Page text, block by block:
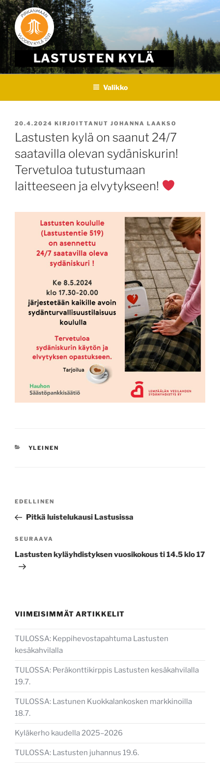
Skip
to
content
LASTUSTEN KYLÄ
Valikko
JULKAISTU
20.4.2024 KIRJOITTANUT JOHANNA LAAKSO
Lastusten kylä on saanut 24/7
saatavilla olevan sydäniskurin!
Tervetuloa tutustumaan
laitteeseen ja elvytykseen!
KATEGORIAT
YLEINEN
Edellinen
artikkeli
EDELLINEN
Pitkä luistelukausi Lastusissa
Seuraava
artikkeli
SEURAAVA
Lastusten kyläyhdistyksen vuosikokous ti 14.5 klo 17
VIIMEISIMMÄT ARTIKKELIT
TULOSSA: Keppihevostapahtuma Lastusten
kesäkahvilalla
TULOSSA: Peräkonttikirppis Lastusten kesäkahvilalla
19.7.
TULOSSA: Lastunen Kuokkalankosken markkinoilla
18.7.
Kyläkerho kaudella 2025–2026
TULOSSA: Lastusten juhannus 19.6.